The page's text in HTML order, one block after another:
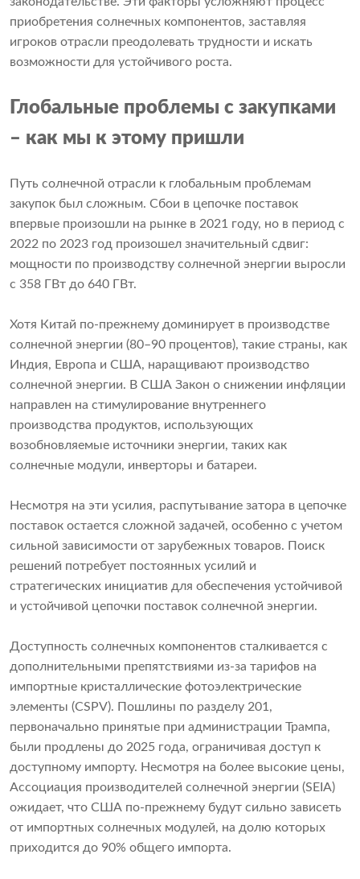
приобретения солнечных компонентов, заставляя
игроков отрасли преодолевать трудности и искать
возможности для устойчивого роста.
Глобальные проблемы с закупками
– как мы к этому пришли
Путь солнечной отрасли к глобальным проблемам
закупок был сложным. Сбои в цепочке поставок
впервые произошли на рынке в 2021 году, но в период с
2022 по 2023 год произошел значительный сдвиг:
мощности по производству солнечной энергии выросли
с 358 ГВт до 640 ГВт.
Хотя Китай по-прежнему доминирует в производстве
солнечной энергии (80–90 процентов), такие страны, как
Индия, Европа и США, наращивают производство
солнечной энергии. В США Закон о снижении инфляции
направлен на стимулирование внутреннего
производства продуктов, использующих
возобновляемые источники энергии, таких как
солнечные модули, инверторы и батареи.
Несмотря на эти усилия, распутывание затора в цепочке
поставок остается сложной задачей, особенно с учетом
сильной зависимости от зарубежных товаров. Поиск
решений потребует постоянных усилий и
стратегических инициатив для обеспечения устойчивой
и устойчивой цепочки поставок солнечной энергии.
Доступность солнечных компонентов сталкивается с
дополнительными препятствиями из-за тарифов на
импортные кристаллические фотоэлектрические
элементы (CSPV). Пошлины по разделу 201,
первоначально принятые при администрации Трампа,
были продлены до 2025 года, ограничивая доступ к
доступному импорту. Несмотря на более высокие цены,
Ассоциация производителей солнечной энергии (SEIA)
ожидает, что США по-прежнему будут сильно зависеть
от импортных солнечных модулей, на долю которых
приходится до 90% общего импорта.